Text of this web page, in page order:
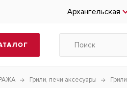
Архангельская
Грили, печи аксесуары Грили